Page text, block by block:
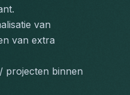
van
van extra
projecten binnen